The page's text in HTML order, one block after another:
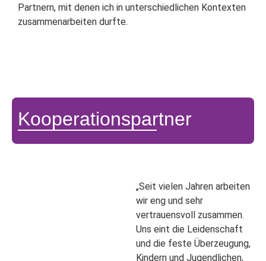
Partnern, mit denen ich in unterschiedlichen Kontexten
zusammenarbeiten durfte.
Kooperationspartner
„Seit vielen Jahren arbeiten
wir eng und sehr
vertrauensvoll zusammen.
Uns eint die Leidenschaft
und die feste Überzeugung,
Kindern und Jugendlichen,